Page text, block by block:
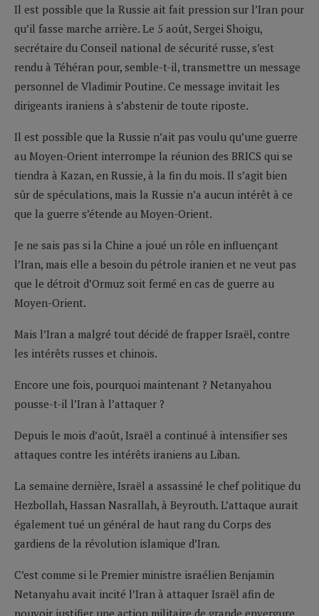
Il est possible que la Russie ait fait pression sur l’Iran pour
qu’il fasse marche arrière. Le 5 août, Sergei Shoigu,
secrétaire du Conseil national de sécurité russe, s’est
rendu à Téhéran pour, semble-t-il, transmettre un message
personnel de Vladimir Poutine. Ce message invitait les
dirigeants iraniens à s’abstenir de toute riposte.
Il est possible que la Russie n’ait pas voulu qu’une guerre
au Moyen-Orient interrompe la réunion des BRICS qui se
tiendra à Kazan, en Russie, à la fin du mois. Il s’agit bien
sûr de spéculations, mais la Russie n’a aucun intérêt à ce
que la guerre s’étende au Moyen-Orient.
Je ne sais pas si la Chine a joué un rôle en influençant
l’Iran, mais elle a besoin du pétrole iranien et ne veut pas
que le détroit d’Ormuz soit fermé en cas de guerre au
Moyen-Orient.
Mais l’Iran a malgré tout décidé de frapper Israël, contre
les intérêts russes et chinois.
Encore une fois, pourquoi maintenant ? Netanyahou
pousse-t-il l’Iran à l’attaquer ?
Depuis le mois d’août, Israël a continué à intensifier ses
attaques contre les intérêts iraniens au Liban.
La semaine dernière, Israël a assassiné le chef politique du
Hezbollah, Hassan Nasrallah, à Beyrouth. L’attaque aurait
également tué un général de haut rang du Corps des
gardiens de la révolution islamique d’Iran.
C’est comme si le Premier ministre israélien Benjamin
Netanyahu avait incité l’Iran à attaquer Israël afin de
pouvoir justifier une action militaire de grande envergure